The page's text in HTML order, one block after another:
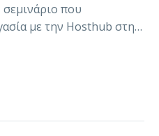
που
με την Hosthub στη…